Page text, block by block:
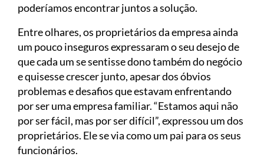
poderíamos encontrar juntos a solução.
Entre olhares, os proprietários da empresa ainda
um pouco inseguros expressaram o seu desejo de
que cada um se sentisse dono também do negócio
e quisesse crescer junto, apesar dos óbvios
problemas e desafios que estavam enfrentando
por ser uma empresa familiar. “Estamos aqui não
por ser fácil, mas por ser difícil”, expressou um dos
proprietários. Ele se via como um pai para os seus
funcionários.